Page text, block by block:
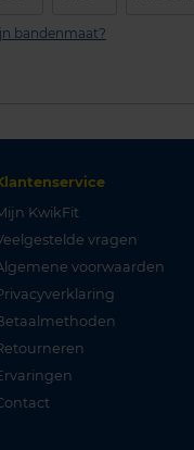
bandenmaat?
KwikFit
vragen
voorwaarden